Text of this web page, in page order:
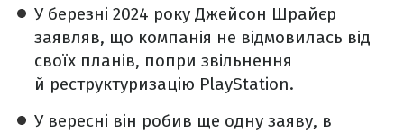
У березні 2024 року Джейсон Шрайєр
заявляв, що компанія не відмовилась від
своїх планів, попри звільнення
й реструктуризацію PlayStation.
У вересні він робив ще одну заяву, в